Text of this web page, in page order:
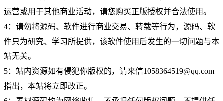
运营或用于其他商业活动，请您购买正版授权并合法使用。
4：请勿将源码、软件进行商业交易、转载等行为，源码、软
件只为研究、学习所提供，该软件使用后发生的一切问题与本
站无关。
5：站内资源如有侵犯你版权的，请来信1058364519@qq.com
指出，本站将立即改正。